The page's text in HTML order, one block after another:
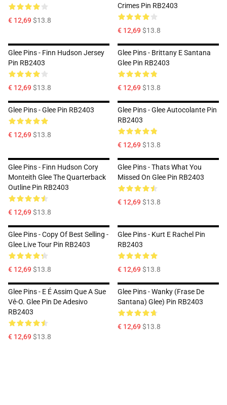
€ 12,69$13.8
Crimes Pin RB2403
€ 12,69$13.8
Glee Pins - Finn Hudson Jersey
Pin RB2403
€ 12,69$13.8
Glee Pins - Brittany E Santana
Glee Pin RB2403
€ 12,69$13.8
Glee Pins - Glee Pin RB2403
€ 12,69$13.8
Glee Pins - Glee Autocolante Pin
RB2403
€ 12,69$13.8
Glee Pins - Finn Hudson Cory
Monteith Glee The Quarterback
Outline Pin RB2403
€ 12,69$13.8
Glee Pins - Thats What You
Missed On Glee Pin RB2403
€ 12,69$13.8
Glee Pins - Copy Of Best Selling -
Glee Live Tour Pin RB2403
€ 12,69$13.8
Glee Pins - Kurt E Rachel Pin
RB2403
€ 12,69$13.8
Glee Pins - E É Assim Que A Sue
Vê-O. Glee Pin De Adesivo
RB2403
€ 12,69$13.8
Glee Pins - Wanky (frase De
Santana) Glee) Pin RB2403
€ 12,69$13.8